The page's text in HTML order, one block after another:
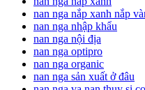
nan nga nắp xanh nắp
nan nga nhập khẩu
nan nga nội địa
nan nga optipro
nan nga organic
nan nga sản xuất ở đâu